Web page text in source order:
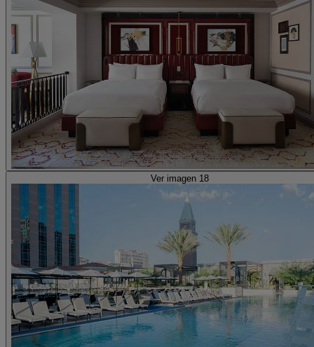
Ver imagen 18